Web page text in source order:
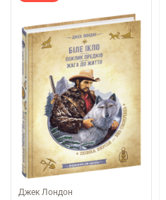
Джек Лондон